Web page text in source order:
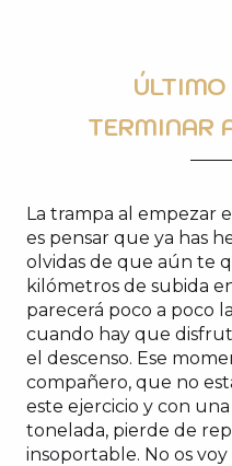
TERMINAR
La trampa al empezar
es pensar que ya has
olvidas de que aún te
kilómetros de subida
parecerá poco a poco
cuando hay que
el descenso. Ese
compañero, que no
este ejercicio y con
tonelada, pierde de
insoportable. No os